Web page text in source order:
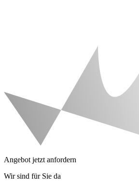
Angebot jetzt anfordern
Wir sind für Sie da